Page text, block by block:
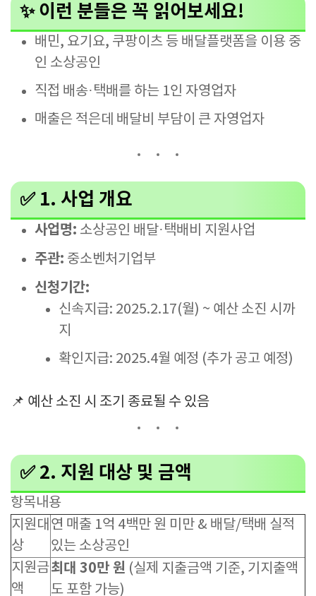
✨ 이런 분들은 꼭 읽어보세요!
배민, 요기요, 쿠팡이츠 등 배달플랫폼을 이용 중
인 소상공인
직접 배송·택배를 하는 1인 자영업자
매출은 적은데 배달비 부담이 큰 자영업자
✅ 1. 사업 개요
사업명: 소상공인 배달·택배비 지원사업
주관: 중소벤처기업부
신청기간:
신속지급: 2025.2.17(월) ~ 예산 소진 시까
지
확인지급: 2025.4월 예정 (추가 공고 예정)
📌 예산 소진 시 조기 종료될 수 있음
✅ 2. 지원 대상 및 금액
항목내용
지원대
상
연 매출 1억 4백만 원 미만 & 배달/택배 실적
있는 소상공인
지원금
액
최대 30만 원 (실제 지출금액 기준, 기지출액
도 포함 가능)